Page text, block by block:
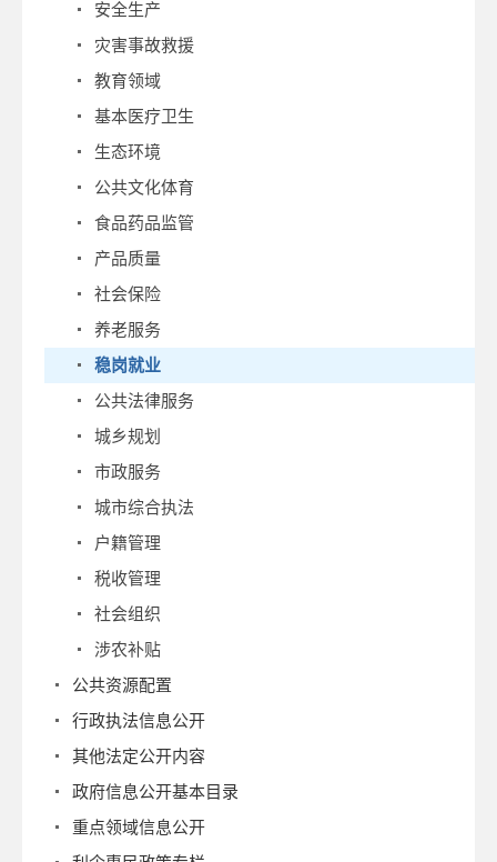
安全生产
灾害事故救援
教育领域
基本医疗卫生
生态环境
公共文化体育
食品药品监管
产品质量
社会保险
养老服务
稳岗就业
公共法律服务
城乡规划
市政服务
城市综合执法
户籍管理
税收管理
社会组织
涉农补贴
公共资源配置
行政执法信息公开
其他法定公开内容
政府信息公开基本目录
重点领域信息公开